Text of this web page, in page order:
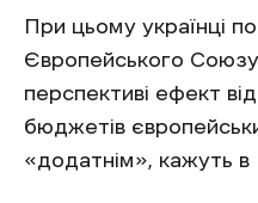
При цьому українці
Європейського
перспективі ефект
бюджетів
«додатнім», кажуть